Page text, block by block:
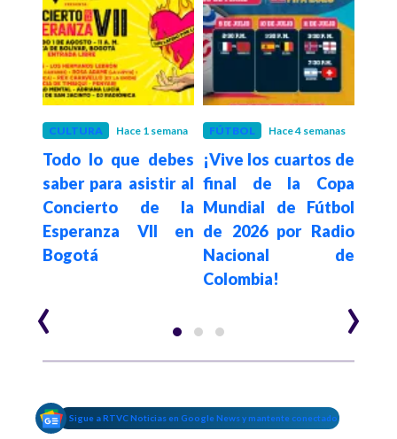
CULTURA Hace 1 semana
Todo lo que debes
saber para asistir al
Concierto de la
Esperanza VII en
Bogotá
FÚTBOL Hace 4 semanas
¡Vive los cuartos de
final de la Copa
Mundial de Fútbol
de 2026 por Radio
Nacional de
Colombia!
‹ ›
Sigue a RTVC Noticias en Google News y mantente conectado